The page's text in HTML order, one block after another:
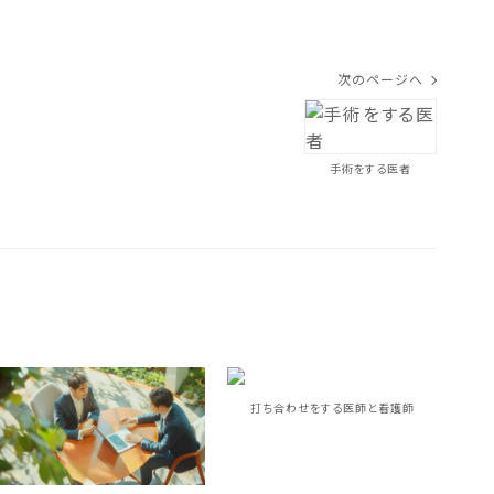
次のページへ
手術をする医者
打ち合わせをする医師と看護師